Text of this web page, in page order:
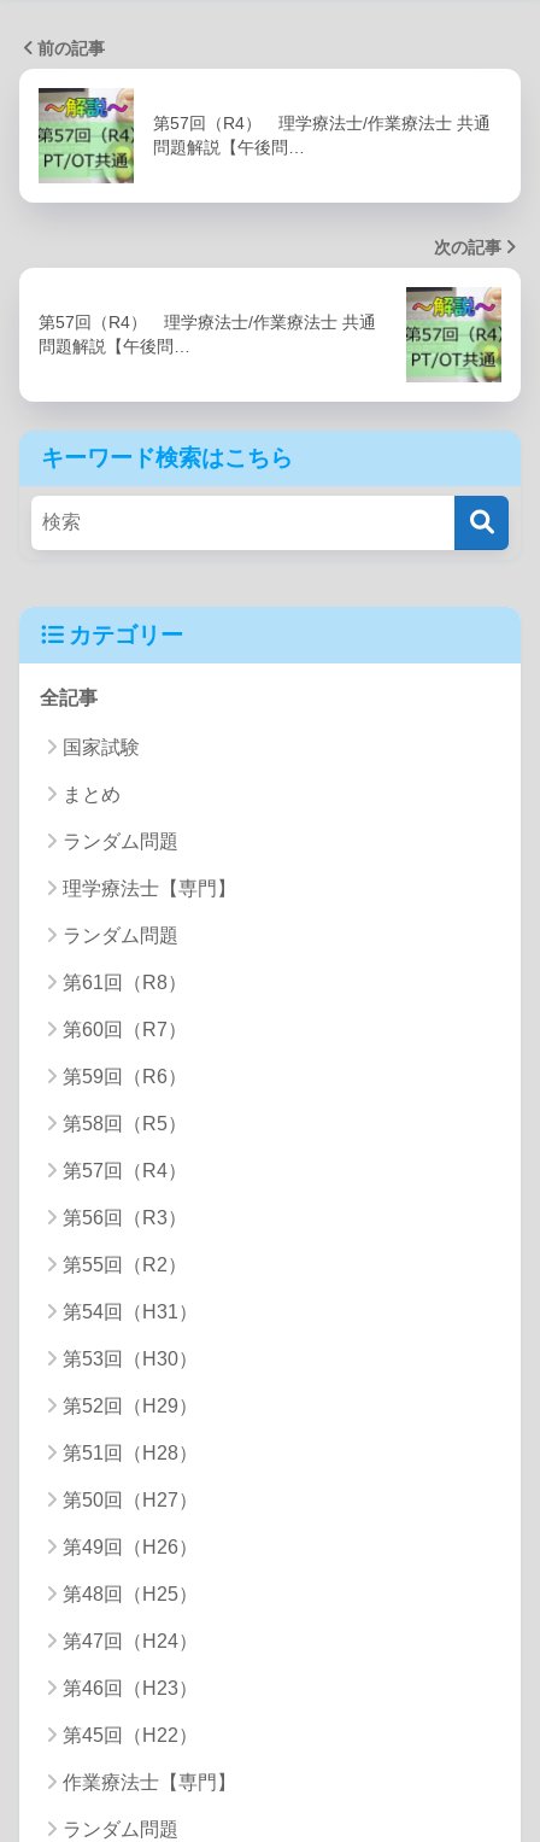
前の記事
第57回（R4） 理学療法士/作業療法士 共通
問題解説【午後問…
次の記事
第57回（R4） 理学療法士/作業療法士 共通
問題解説【午後問…
キーワード検索はこちら
カテゴリー
全記事
国家試験
まとめ
ランダム問題
理学療法士【専門】
ランダム問題
第61回（R8）
第60回（R7）
第59回（R6）
第58回（R5）
第57回（R4）
第56回（R3）
第55回（R2）
第54回（H31）
第53回（H30）
第52回（H29）
第51回（H28）
第50回（H27）
第49回（H26）
第48回（H25）
第47回（H24）
第46回（H23）
第45回（H22）
作業療法士【専門】
ランダム問題